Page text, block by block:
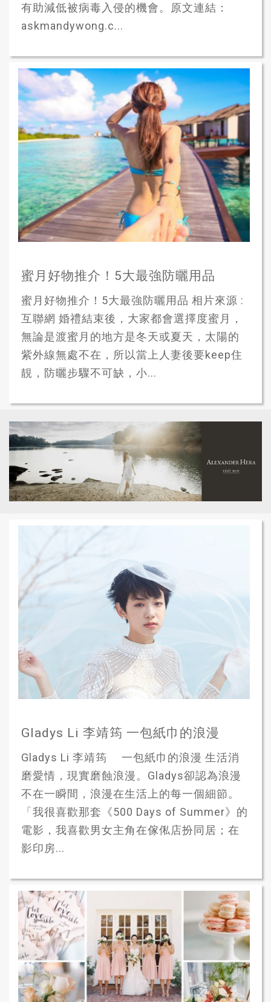
有助減低被病毒入侵的機會。原文連結：
askmandywong.c...
蜜月好物推介！5大最強防曬用品
蜜月好物推介！5大最強防曬用品 相片來源 :
互聯網 婚禮結束後，大家都會選擇度蜜月，
無論是渡蜜月的地方是冬天或夏天，太陽的
紫外線無處不在，所以當上人妻後要keep住
靚，防曬步驟不可缺，小...
Gladys Li 李靖筠 一包紙巾的浪漫
Gladys Li 李靖筠 一包紙巾的浪漫 生活消
磨愛情，現實磨蝕浪漫。Gladys卻認為浪漫
不在一瞬間，浪漫在生活上的每一個細節。
「我很喜歡那套《500 Days of Summer》的
電影，我喜歡男女主角在傢俬店扮同居；在
影印房...